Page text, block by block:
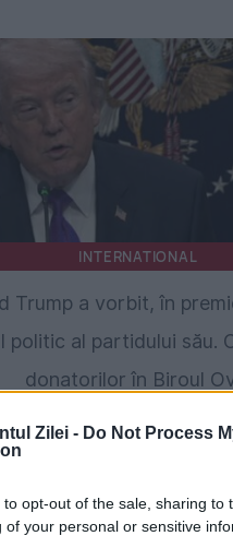
Zilei - Do Not Process
to opt-out of the sale, sharing to
of your personal or sensitive
INTERNATIONAL
Trump a vorbit, în
politic al partidului său.
donatorilor în Biroul